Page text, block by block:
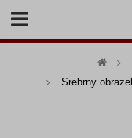
Srebrny